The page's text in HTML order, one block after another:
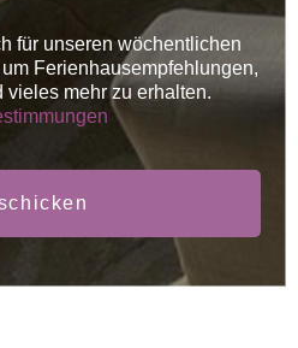
für unseren wöchentlichen
Ferienhausempfehlungen,
vieles mehr zu erhalten.